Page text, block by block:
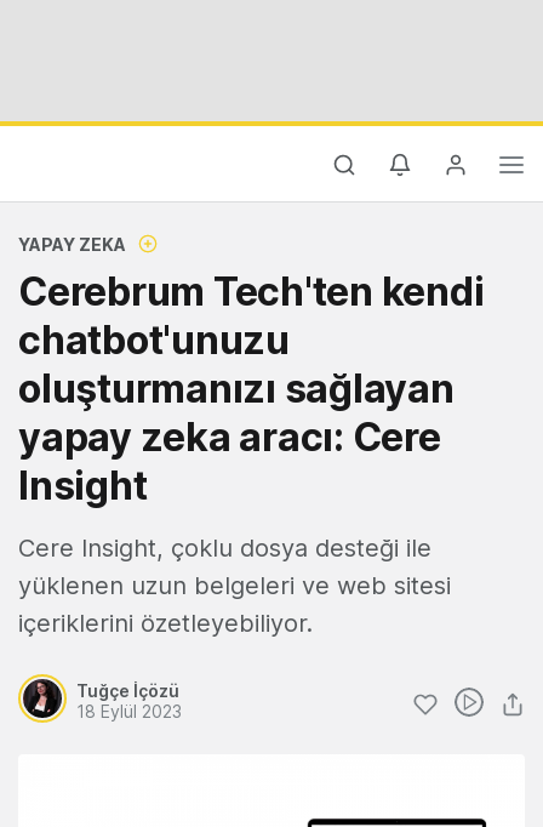
YAPAY ZEKA
Cerebrum Tech'ten kendi
chatbot'unuzu
oluşturmanızı sağlayan
yapay zeka aracı: Cere
Insight
Cere Insight, çoklu dosya desteği ile
yüklenen uzun belgeleri ve web sitesi
içeriklerini özetleyebiliyor.
Tuğçe İçözü
18 Eylül 2023